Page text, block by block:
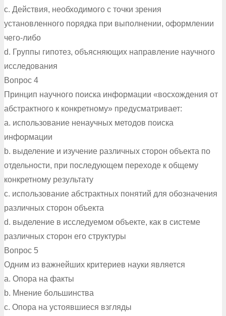
c. Действия, необходимого с точки зрения
установленного порядка при выполнении, оформлении
чего-либо
d. Группы гипотез, объясняющих направление научного
исследования
Вопрос 4
Принцип научного поиска информации «восхождения от
абстрактного к конкретному» предусматривает:
a. использование ненаучных методов поиска
информации
b. выделение и изучение различных сторон объекта по
отдельности, при последующем переходе к общему
конкретному результату
c. использование абстрактных понятий для обозначения
различных сторон объекта
d. выделение в исследуемом объекте, как в системе
различных сторон его структуры
Вопрос 5
Одним из важнейших критериев науки является
a. Опора на факты
b. Мнение большинства
c. Опора на устоявшиеся взгляды